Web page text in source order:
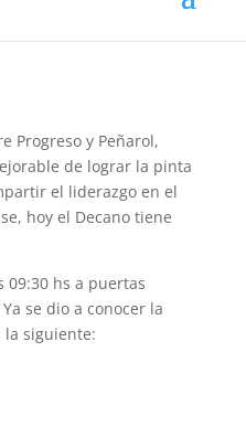
Progreso y Peñarol,
de lograr la pinta
el liderazgo en el
hoy el Decano tiene
09:30 hs a puertas
se dio a conocer la
la siguiente: